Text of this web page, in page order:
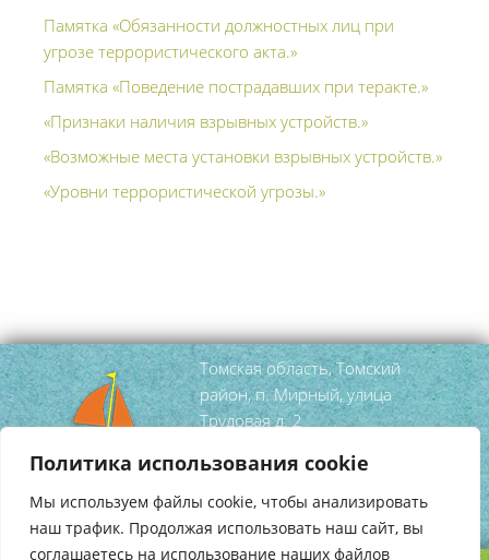
Политика использования cookie
Мы используем файлы cookie, чтобы анализировать
наш трафик. Продолжая использовать наш сайт, вы
соглашаетесь на использование наших файлов
Памятка «Обязанности должностных лиц при
угрозе террористического акта.»
Памятка «Поведение пострадавших при теракте.»
«Признаки наличия взрывных устройств.»
«Возможные места установки взрывных устройств.»
«Уровни террористической угрозы.»
Томская область, Томский
район, п. Мирный, улица
Трудовая д. 2
тел/факс(3822) 95 52 99
mirniy-
dshi@tomsky.gov70.ru